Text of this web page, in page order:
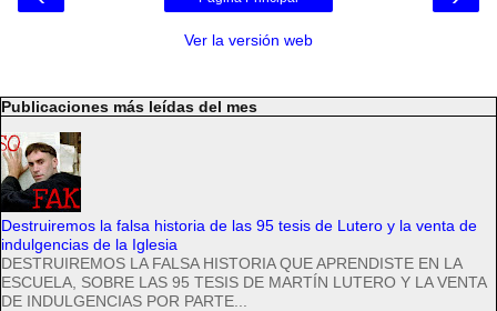
Ver la versión web
Publicaciones más leídas del mes
Destruiremos la falsa historia de las 95 tesis de Lutero y la venta de
indulgencias de la Iglesia
DESTRUIREMOS LA FALSA HISTORIA QUE APRENDISTE EN LA
ESCUELA, SOBRE LAS 95 TESIS DE MARTÍN LUTERO Y LA VENTA
DE INDULGENCIAS POR PARTE...